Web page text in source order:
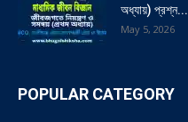
অধ্যায়) প্রশ্ন...
May 5, 2026
POPULAR CATEGORY